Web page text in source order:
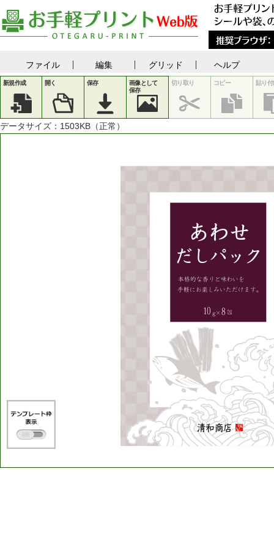
ファイル 編集 グリッド ヘルプ
新規作成 開く 保存
画像として
保存
切り取り コピー 貼り付
データサイズ： 1503KB（正常）
あわせ
清和商店
10 g×8 包
本格的な香りと味わいを
だしパック
手軽にお楽しみいただけます。